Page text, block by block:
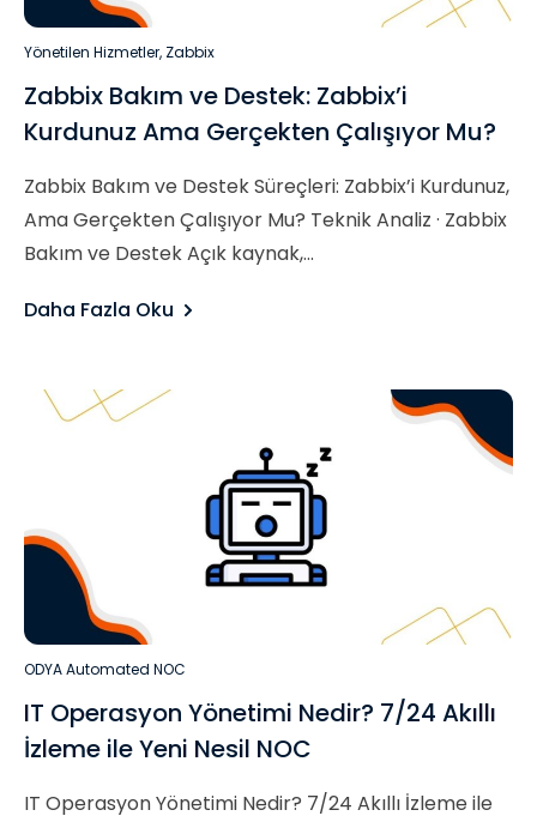
Yönetilen Hizmetler, Zabbix
Zabbix Bakım ve Destek: Zabbix’i
Kurdunuz Ama Gerçekten Çalışıyor Mu?​
Zabbix Bakım ve Destek Süreçleri: Zabbix’i Kurdunuz,
Ama Gerçekten Çalışıyor Mu? Teknik Analiz · Zabbix
Bakım ve Destek Açık kaynak,...
Daha Fazla Oku
ODYA Automated NOC
IT Operasyon Yönetimi Nedir? 7/24 Akıllı
İzleme ile Yeni Nesil NOC
IT Operasyon Yönetimi Nedir? 7/24 Akıllı İzleme ile